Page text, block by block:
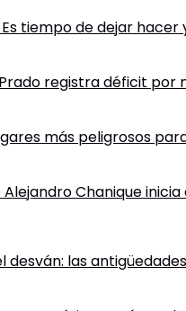
tiempo de dejar
registra déficit
más peligrosos
Chanique
desván: las